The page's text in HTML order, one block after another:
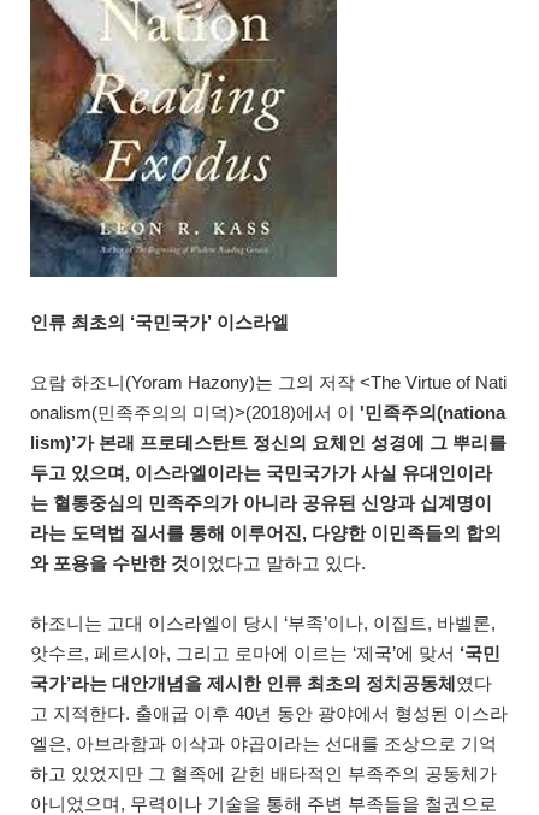
인류 최초의 ‘국민국가’ 이스라엘
요람 하조니(Yoram Hazony)는 그의 저작 <The Virtue of Nati
onalism(민족주의의 미덕)>(2018)에서 이 '민족주의(nationa
lism)’가 본래 프로테스탄트 정신의 요체인 성경에 그 뿌리를
두고 있으며, 이스라엘이라는 국민국가가 사실 유대인이라
는 혈통중심의 민족주의가 아니라 공유된 신앙과 십계명이
라는 도덕법 질서를 통해 이루어진, 다양한 이민족들의 합의
와 포용을 수반한 것이었다고 말하고 있다.
하조니는 고대 이스라엘이 당시 ‘부족’이나, 이집트, 바벨론,
앗수르, 페르시아, 그리고 로마에 이르는 ‘제국’에 맞서 ‘국민
국가’라는 대안개념을 제시한 인류 최초의 정치공동체였다
고 지적한다. 출애굽 이후 40년 동안 광야에서 형성된 이스라
엘은, 아브라함과 이삭과 야곱이라는 선대를 조상으로 기억
하고 있었지만 그 혈족에 갇힌 배타적인 부족주의 공동체가
아니었으며, 무력이나 기술을 통해 주변 부족들을 철권으로